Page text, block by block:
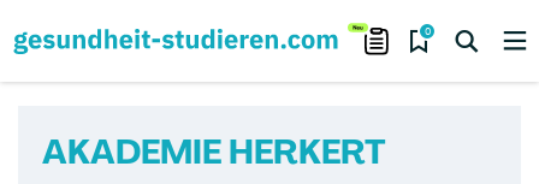
0
AKADEMIE HERKERT